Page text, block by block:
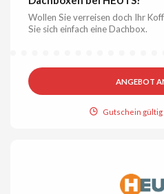
Wollen Sie verreisen doch Ihr
Sie sich einfach eine Dachbox.
ANGEBOT
Gutschein